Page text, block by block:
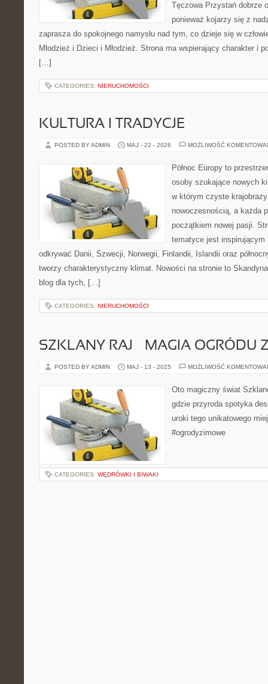
Tęczowa Przystań dobrze
ponieważ kojarzy się z
zaprasza do spokojnego namysłu nad tym, co dzieje się w
Młodzież i Dzieci i Młodzież. Strona ma wspierający charakter i
[…]
CATEGORIES: NIERUCHOMOŚCI
KULTURA I TRADYCJE
POSTED BY ADMIN MAJ - 22 - 2026 MOŻLIWOŚĆ
Północ Europy to
osoby szukające nowych
w którym czyste
nowoczesnością, a każda
początkiem nowej pasji.
tematyce jest inspirującym
odkrywać Danii, Szwecji, Norwegii, Finlandii, Islandii oraz
tworzy charakterystyczny klimat. Nowości na stronie to
blog dla tych, […]
CATEGORIES: NIERUCHOMOŚCI
SZKLANY RAJ – MAGIA OGRÓDU
POSTED BY ADMIN MAJ - 13 - 2025 MOŻLIWOŚĆ
Oto magiczny świat
gdzie przyroda spotyka
uroki tego unikatowego
#ogrodyzimowe
CATEGORIES: WĘDRÓWKI I BIWAKI